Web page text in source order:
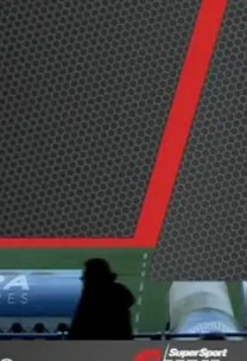
Pokretanje videa...